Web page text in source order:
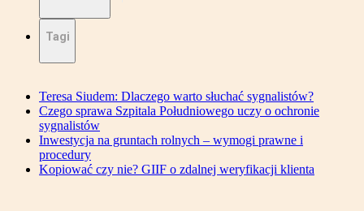
Tagi
Teresa Siudem: Dlaczego warto słuchać sygnalistów?
Czego sprawa Szpitala Południowego uczy o ochronie
sygnalistów
Inwestycja na gruntach rolnych – wymogi prawne i
procedury
Kopiować czy nie? GIIF o zdalnej weryfikacji klienta